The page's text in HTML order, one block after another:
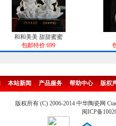
和和美美 甜甜蜜蜜
包邮特价:699
本站新闻 产品服务 帮助中心 版权
版权所有 (C) 2006-2014 中华陶瓷网
闽ICP备